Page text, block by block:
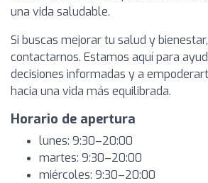
una vida saludable.
Si buscas mejorar tu salud y
contactarnos. Estamos aquí para
decisiones informadas y a
hacia una vida más equilibrada.
Horario de apertura
lunes: 9:30–20:00
martes: 9:30–20:00
miércoles: 9:30–20:00